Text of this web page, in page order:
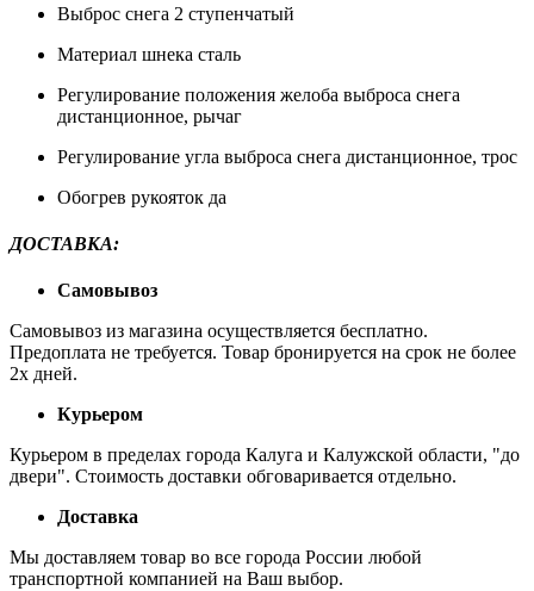
Выброс снега 2 ступенчатый
Материал шнека сталь
Регулирование положения желоба выброса снега
дистанционное, рычаг
Регулирование угла выброса снега дистанционное, трос
Обогрев рукояток да
ДОСТАВКА:
Самовывоз
Самовывоз из магазина осуществляется бесплатно.
Предоплата не требуется. Товар бронируется на срок не более
2х дней.
Курьером
Курьером в пределах города Калуга и Калужской области, "до
двери". Стоимость доставки обговаривается отдельно.
Доставка
Мы доставляем товар во все города России любой
транспортной компанией на Ваш выбор.